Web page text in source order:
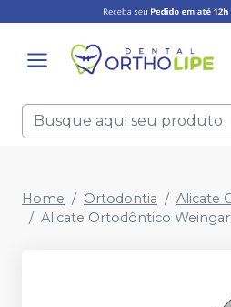
Home Ortodontia
Alicate
Alicate Ortodôntico